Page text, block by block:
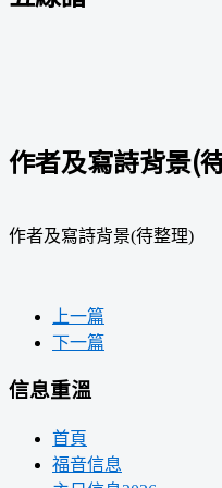
作者及寫詩背景(
作者及寫詩背景(待整理)
上一篇
下一篇
信息重溫
首頁
福音信息